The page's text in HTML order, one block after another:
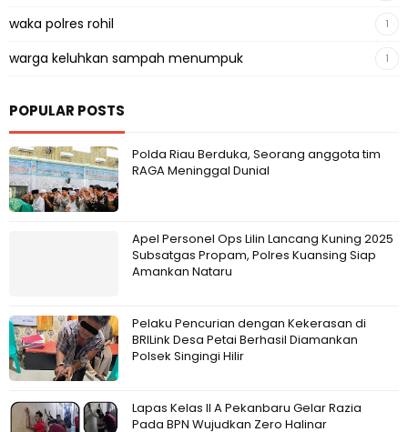
waka polres rohil 1
warga keluhkan sampah menumpuk 1
POPULAR POSTS
Polda Riau Berduka, Seorang anggota tim
RAGA Meninggal Dunial
Apel Personel Ops Lilin Lancang Kuning 2025
Subsatgas Propam, Polres Kuansing Siap
Amankan Nataru
Pelaku Pencurian dengan Kekerasan di
BRILink Desa Petai Berhasil Diamankan
Polsek Singingi Hilir
Lapas Kelas II A Pekanbaru Gelar Razia
Pada BPN Wujudkan Zero Halinar